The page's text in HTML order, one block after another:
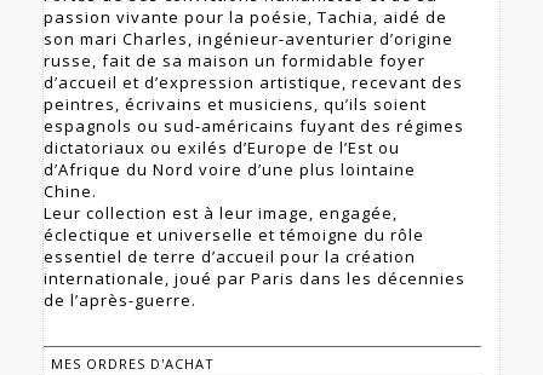
passion vivante pour la poésie, Tachia, aidé de
son mari Charles, ingénieur-aventurier d’origine
russe, fait de sa maison un formidable foyer
d’accueil et d’expression artistique, recevant des
peintres, écrivains et musiciens, qu’ils soient
espagnols ou sud-américains fuyant des régimes
dictatoriaux ou exilés d’Europe de l’Est ou
d’Afrique du Nord voire d’une plus lointaine
Chine.
Leur collection est à leur image, engagée,
éclectique et universelle et témoigne du rôle
essentiel de terre d’accueil pour la création
internationale, joué par Paris dans les décennies
de l’après-guerre.
MES ORDRES D'ACHAT